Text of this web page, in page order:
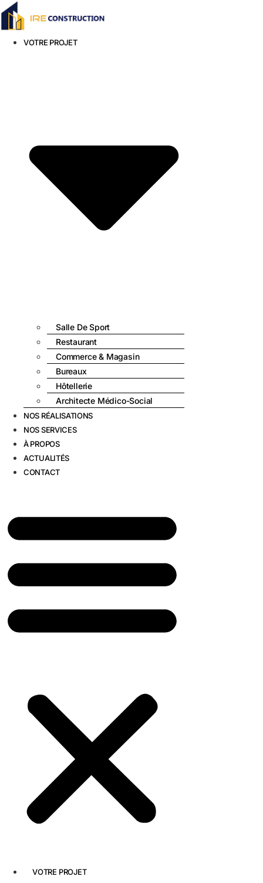
Aller
VOTRE PROJET
Salle De Sport
Restaurant
Commerce & Magasin
Bureaux
Hôtellerie
Architecte Médico-Social
NOS RÉALISATIONS
NOS SERVICES
À PROPOS
ACTUALITÉS
CONTACT
VOTRE PROJET